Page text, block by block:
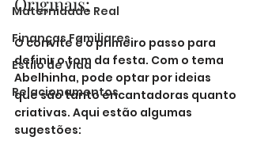
Maternidade Real
Finanças Familiares
Estilo de Vida
Relacionamentos
O convite é o primeiro passo para
definir o tom da festa. Com o tema
Abelhinha, pode optar por ideias
que são tanto encantadoras quanto
criativas. Aqui estão algumas
sugestões: